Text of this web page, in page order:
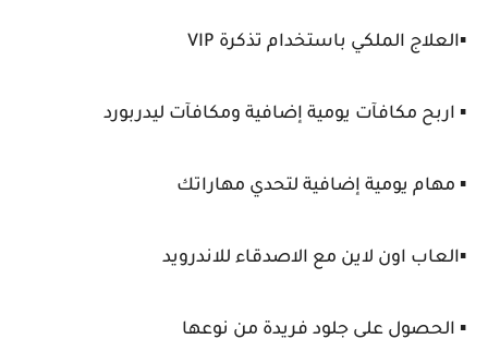
▪️العلاج الملكي باستخدام تذكرة VIP
▪️ اربح مكافآت يومية إضافية ومكافآت ليدربورد
▪️ مهام يومية إضافية لتحدي مهاراتك
▪️العاب اون لاين مع الاصدقاء للاندرويد
▪️ الحصول على جلود فريدة من نوعها